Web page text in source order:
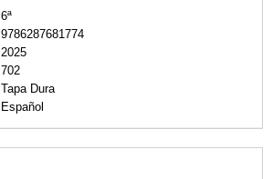
6ª
9786287681774
2025
702
Tapa Dura
Español